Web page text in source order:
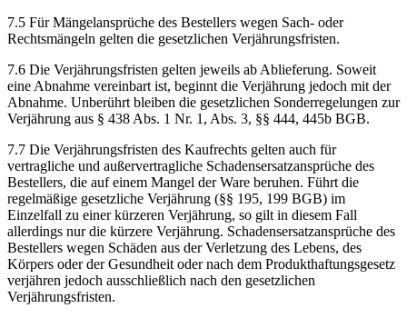
7.5 Für Mängelansprüche des Bestellers wegen Sach- oder
Rechtsmängeln gelten die gesetzlichen Verjährungsfristen.
7.6 Die Verjährungsfristen gelten jeweils ab Ablieferung. Soweit
eine Abnahme vereinbart ist, beginnt die Verjährung jedoch mit der
Abnahme. Unberührt bleiben die gesetzlichen Sonderregelungen zur
Verjährung aus § 438 Abs. 1 Nr. 1, Abs. 3, §§ 444, 445b BGB.
7.7 Die Verjährungsfristen des Kaufrechts gelten auch für
vertragliche und außervertragliche Schadensersatzansprüche des
Bestellers, die auf einem Mangel der Ware beruhen. Führt die
regelmäßige gesetzliche Verjährung (§§ 195, 199 BGB) im
Einzelfall zu einer kürzeren Verjährung, so gilt in diesem Fall
allerdings nur die kürzere Verjährung. Schadensersatzansprüche des
Bestellers wegen Schäden aus der Verletzung des Lebens, des
Körpers oder der Gesundheit oder nach dem Produkthaftungsgesetz
verjähren jedoch ausschließlich nach den gesetzlichen
Verjährungsfristen.